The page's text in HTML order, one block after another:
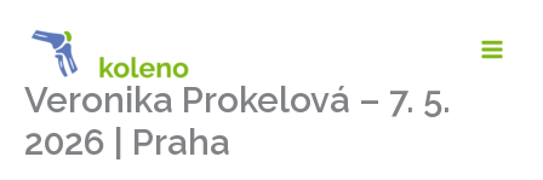
Veronika Prokelová – 7. 5.
2026 | Praha